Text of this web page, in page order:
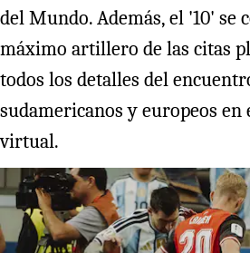
del Mundo. Además, el '10' se
máximo artillero de las citas
todos los detalles del
sudamericanos y europeos
virtual.